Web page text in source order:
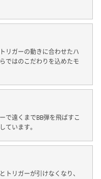
リガーの動きに合わせたハ
ではのこだわりを込めたモ
で遠くまでBB弾を飛ばすこ
ています。
トリガーが引けなくなり、